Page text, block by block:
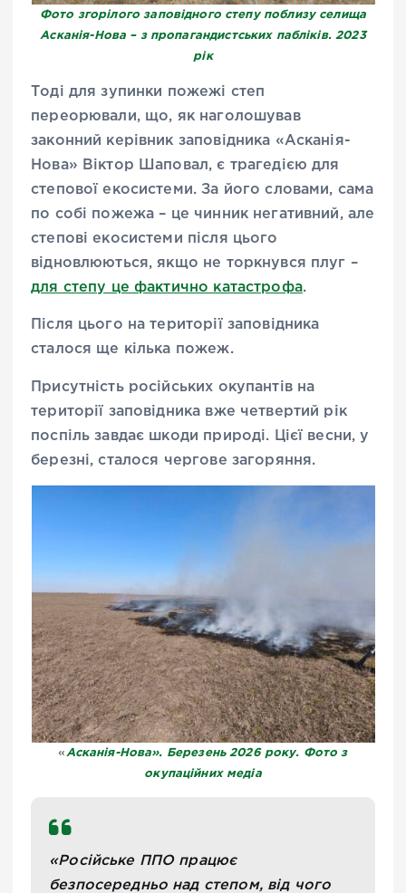
Фото згорілого заповідного степу поблизу селища
Асканія-Нова – з пропагандистських пабліків. 2023
рік
Тоді для зупинки пожежі степ
переорювали, що, як наголошував
законний керівник заповідника «Асканія-
Нова» Віктор Шаповал, є трагедією для
степової екосистеми. За його словами, сама
по собі пожежа – це чинник негативний, але
степові екосистеми після цього
відновлюються, якщо не торкнувся плуг –
для степу це фактично катастрофа.
Після цього на території заповідника
сталося ще кілька пожеж.
Присутність російських окупантів на
території заповідника вже четвертий рік
поспіль завдає шкоди природі. Цієї весни, у
березні, сталося чергове загоряння.
« Асканія-Нова». Березень 2026 року. Фото з
окупаційних медіа
«Російське ППО працює
безпосередньо над степом, від чого